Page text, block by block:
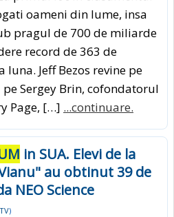
oameni din lume, insa
pragul de 700 de miliarde
record de 363 de
Jeff Bezos revine pe
Sergey Brin, cofondatorul
Page, […] ...continuare.
in SUA. Elevi de la
au obtinut 39 de
NEO Science
)